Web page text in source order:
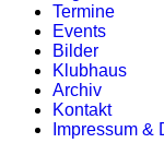
Termine
Events
Bilder
Klubhaus
Archiv
Kontakt
Impressum &